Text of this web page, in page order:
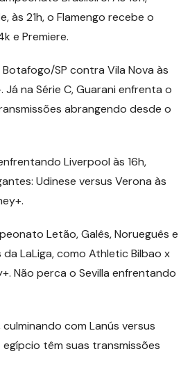
às 21h, o Flamengo recebe o
e Premiere.
SP contra Vila Nova às
Já na Série C, Guarani enfrenta o
abrangendo desde o
Liverpool às 16h,
Udinese versus Verona às
Letão, Galês, Norueguês e
LaLiga, como Athletic Bilbao x
Não perca o Sevilla enfrentando
com Lanús versus
egípcio têm suas transmissões